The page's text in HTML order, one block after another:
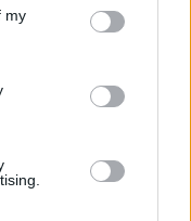
my
επιθέσεις στα